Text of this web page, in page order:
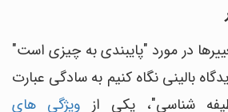
در مورد "پایبندی به چیزی است"
بالینی نگاه کنیم به سادگی عبارت
شناسی"، یکی از ویژگی های